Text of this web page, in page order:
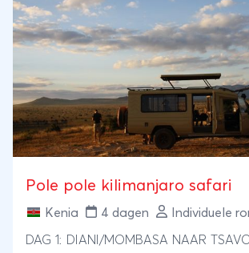
Pole pole kilimanjaro safari
Kenia 4 dagen Individuele
DAG 1: DIANI/MOMBASA NAAR